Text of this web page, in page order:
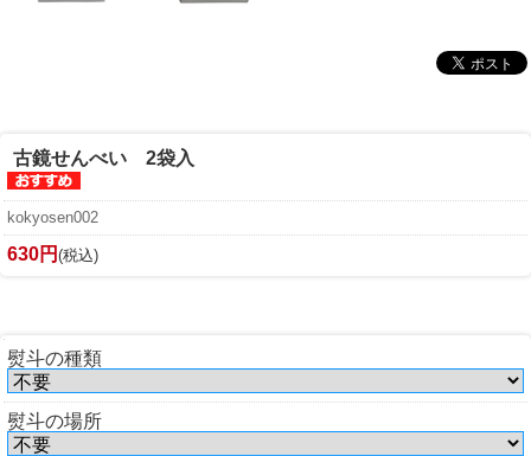
古鏡せんべい 2袋入
kokyosen002
630円 (税込)
熨斗の種類
熨斗の場所